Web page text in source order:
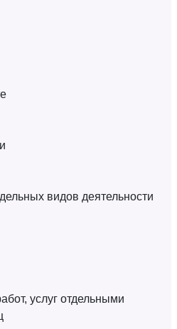
видов деятельности
услуг отдельными